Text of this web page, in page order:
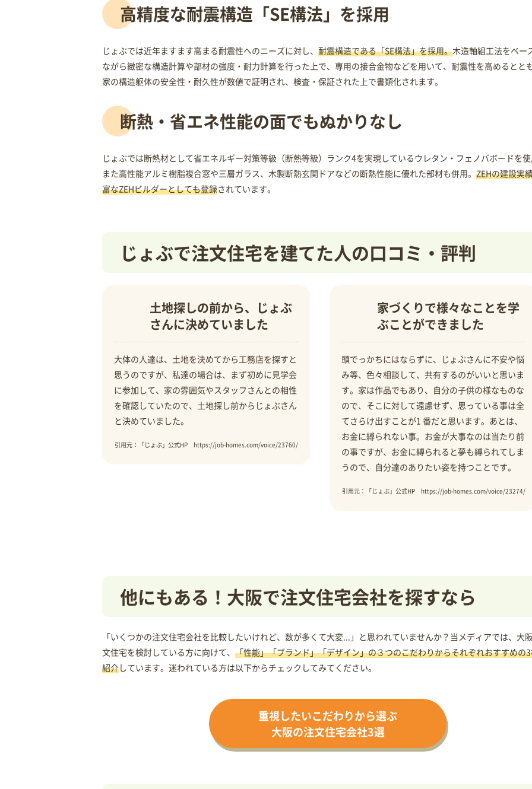
高精度な耐震構造「SE構法」を採用
じょぶでは近年ますます高まる耐震性へのニーズに対し、 耐震構造である「SE構法」を採用。木造軸組工法をベー
ながら緻密な構造計算や部材の強度・耐力計算を行った上で、専用の接合金物などを用いて、耐震性を高めるととも
家の構造躯体の安全性・耐久性が数値で証明され、検査・保証された上で書類化されます。
断熱・省エネ性能の面でもぬかりなし
じょぶでは断熱材として省エネルギー対策等級（断熱等級）ランク4を実現しているウレタン・フェノバボードを使
また高性能アルミ樹脂複合窓や三層ガラス、木製断熱玄関ドアなどの断熱性能に優れた部材も併用。 ZEHの建設実
富なZEHビルダーとしても登録されています。
じょぶで注文住宅を建てた人の口コミ・評判
土地探しの前から、じょぶ
さんに決めていました
大体の人達は、土地を決めてから工務店を探すと
思うのですが、私達の場合は、まず初めに見学会
に参加して、家の雰囲気やスタッフさんとの相性
を確認していたので、土地探し前からじょぶさん
と決めていました。
引用元：「じょぶ」公式HP https://job-homes.com/voice/23760/
家づくりで様々なことを学
ぶことができました
頭でっかちにはならずに、じょぶさんに不安や悩
み等、色々相談して、共有するのがいいと思いま
す。家は作品でもあり、自分の子供の様なものな
ので、そこに対して遠慮せず、思っている事は全
てさらけ出すことが1 番だと思います。あとは、
お金に縛られない事。お金が大事なのは当たり前
の事ですが、お金に縛られると夢も縛られてしま
うので、自分達のありたい姿を持つことです。
引用元：「じょぶ」公式HP https://job-homes.com/voice/23274/
他にもある！大阪で注文住宅会社を探すなら
「いくつかの注文住宅会社を比較したいけれど、数が多くて大変...」と思われていませんか？当メディアでは、大
文住宅を検討している方に向けて、 「性能」「ブランド」「デザイン」の３つのこだわりからそれぞれおすすめの
紹介しています。迷われている方は以下からチェックしてみてください。
重視したいこだわりから選ぶ
大阪の注文住宅会社3選